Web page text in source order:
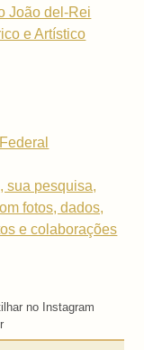
João del-Rei
e Artístico
sua pesquisa,
fotos, dados,
e colaborações
no Instagram